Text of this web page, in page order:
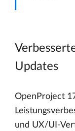
Updates
OpenProject
und UX/UI-